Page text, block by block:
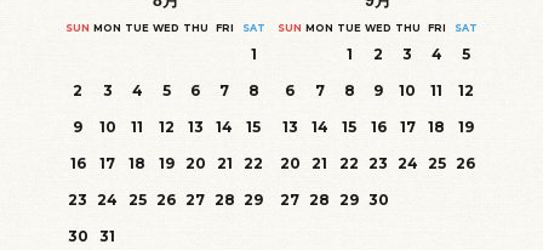
SUN MON TUE WED THU FRI SAT
1
2
3 4 5 6 7
8
9
10 11 12 13 14
15
16
17 18 19 20 21
22
23 24 25 26 27 28 29
30
31
SUN MON TUE WED THU FRI SAT
1 2 3 4
5
6
7 8 9 10 11
12
13
14 15 16 17 18
19
20
21 22 23 24 25 26
27 28 29 30